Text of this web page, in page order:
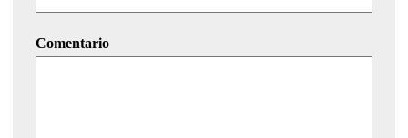
Comentario